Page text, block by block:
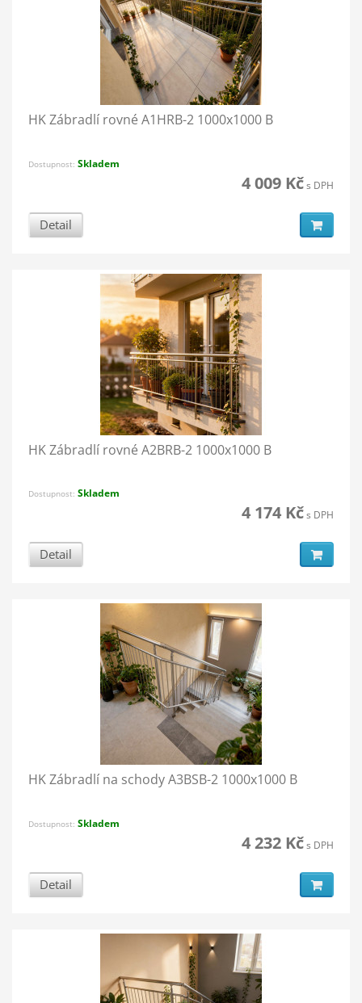
HK Zábradlí rovné A1HRB-2 1000x1000 B
Dostupnost: Skladem
4 009 Kčs DPH
Detail
HK Zábradlí rovné A2BRB-2 1000x1000 B
Dostupnost: Skladem
4 174 Kčs DPH
Detail
HK Zábradlí na schody A3BSB-2 1000x1000 B
Dostupnost: Skladem
4 232 Kčs DPH
Detail